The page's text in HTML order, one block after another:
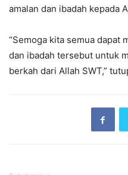
amalan dan ibadah kepada
“Semoga kita semua dapat
dan ibadah tersebut untuk
berkah dari Allah SWT,”